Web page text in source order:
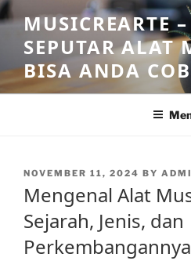
Skip
to
content
MUSICREARTE
SEPUTAR ALAT
BISA ANDA
POSTED
NOVEMBER 11, 2024 BY
Mengenal Alat
Sejarah, Jenis, dan